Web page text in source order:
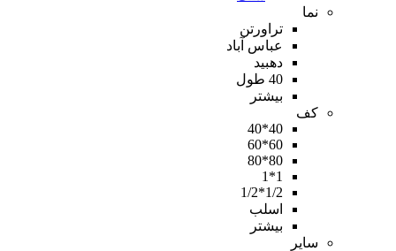
نما
تراورتن
عباس آباد
دهبید
40 طول
بیشتر
کف
40*40
60*60
80*80
1*1
1/2*1/2
اسلب
بیشتر
سایر